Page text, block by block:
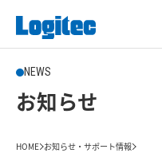
NEWS
お知らせ
HOME お知らせ・サポート情報